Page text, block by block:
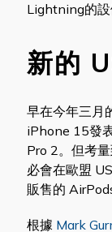
Lightning的設
新的
早在今年三月
iPhone 15發
Pro 2。但考
必會在歐盟
販售的
根據 Mark